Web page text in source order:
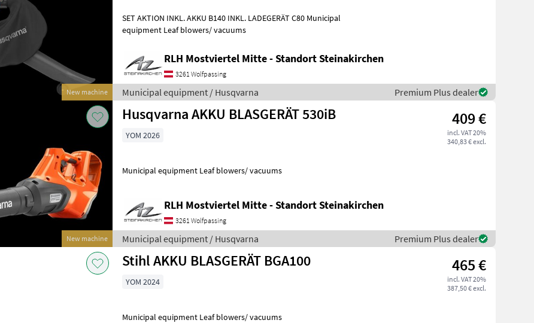
New machine
SET AKTION INKL. AKKU B140 INKL. LADEGERÄT C80 Municipal
equipment Leaf blowers/ vacuums
RLH Mostviertel Mitte - Standort Steinakirchen
3261 Wolfpassing
Municipal equipment / Husqvarna Premium Plus dealer
New machine
Husqvarna AKKU BLASGERÄT 530iB 409 €
incl. VAT 20%
340,83 € excl.
YOM 2026
Municipal equipment Leaf blowers/ vacuums
RLH Mostviertel Mitte - Standort Steinakirchen
3261 Wolfpassing
Municipal equipment / Husqvarna Premium Plus dealer
Stihl AKKU BLASGERÄT BGA100 465 €
incl. VAT 20%
387,50 € excl.
YOM 2024
Municipal equipment Leaf blowers/ vacuums